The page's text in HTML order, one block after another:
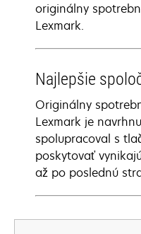
originálny
Lexmark.
Najlepšie
Originálny
Lexmark je
spolupracoval s
poskytovať
až po poslednú